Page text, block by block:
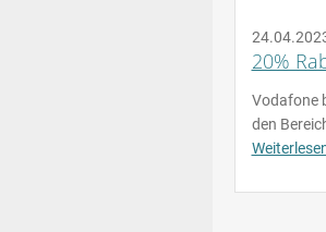
20%
Vodafone
den